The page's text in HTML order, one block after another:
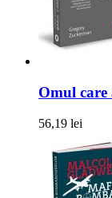
Omul care
56,19 lei